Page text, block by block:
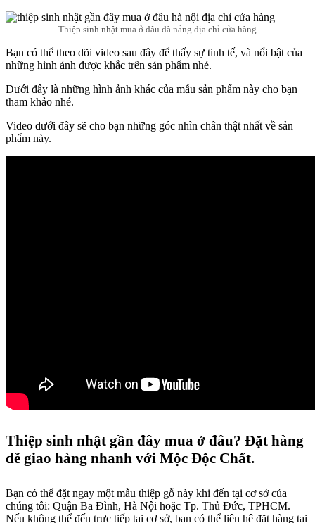
Thiệp sinh nhật mua ở đâu đà nẵng địa chỉ cửa hàng
Bạn có thể theo dõi video sau đây để thấy sự tinh tế, và nổi bật của
những hình ảnh được khắc trên sản phẩm nhé.
Dưới đây là những hình ảnh khác của mẫu sản phẩm này cho bạn
tham khảo nhé.
Video dưới đây sẽ cho bạn những góc nhìn chân thật nhất về sản
phẩm này.
Thiệp sinh nhật gần đây mua ở đâu? Đặt hàng
dễ giao hàng nhanh với Mộc Độc Chất.
Bạn có thể đặt ngay một mẫu thiệp gỗ này khi đến tại cơ sở của
chúng tôi: Quận Ba Đình, Hà Nội hoặc Tp. Thủ Đức, TPHCM.
Nếu không thể đến trực tiếp tại cơ sở, bạn có thể liên hệ đặt hàng tại